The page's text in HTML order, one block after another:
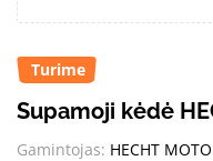
Turime
Supamoji kėdė
Gamintojas: HECHT